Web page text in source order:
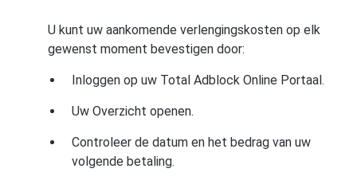
U kunt uw aankomende verlengingskosten op elk
gewenst moment bevestigen door:
Inloggen op uw Total Adblock Online Portaal.
Uw Overzicht openen.
Controleer de datum en het bedrag van uw
volgende betaling.